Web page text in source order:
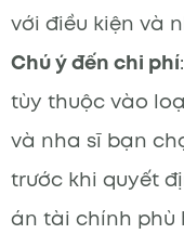
với điều kiện và
Chú ý đến chi phí
tùy thuộc vào
và nha sĩ bạn
trước khi quyết
án tài chính phù